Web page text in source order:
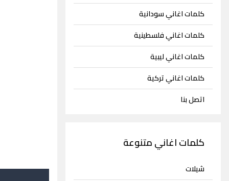
كلمات اغاني سودانية
كلمات اغاني فلسطينية
كلمات اغاني ليبية
كلمات اغاني تركية
اتصل بنا
كلمات اغاني متنوعة
شيلات